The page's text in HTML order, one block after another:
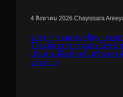
4 สิงหาคม 2026.Chayissara
บางจากฯ และสมาชิกบางจา
ให้องค์กรสาธารณประโยชน์
เดินทางเคียงข้างกันสร้างสร
บางจากฯ